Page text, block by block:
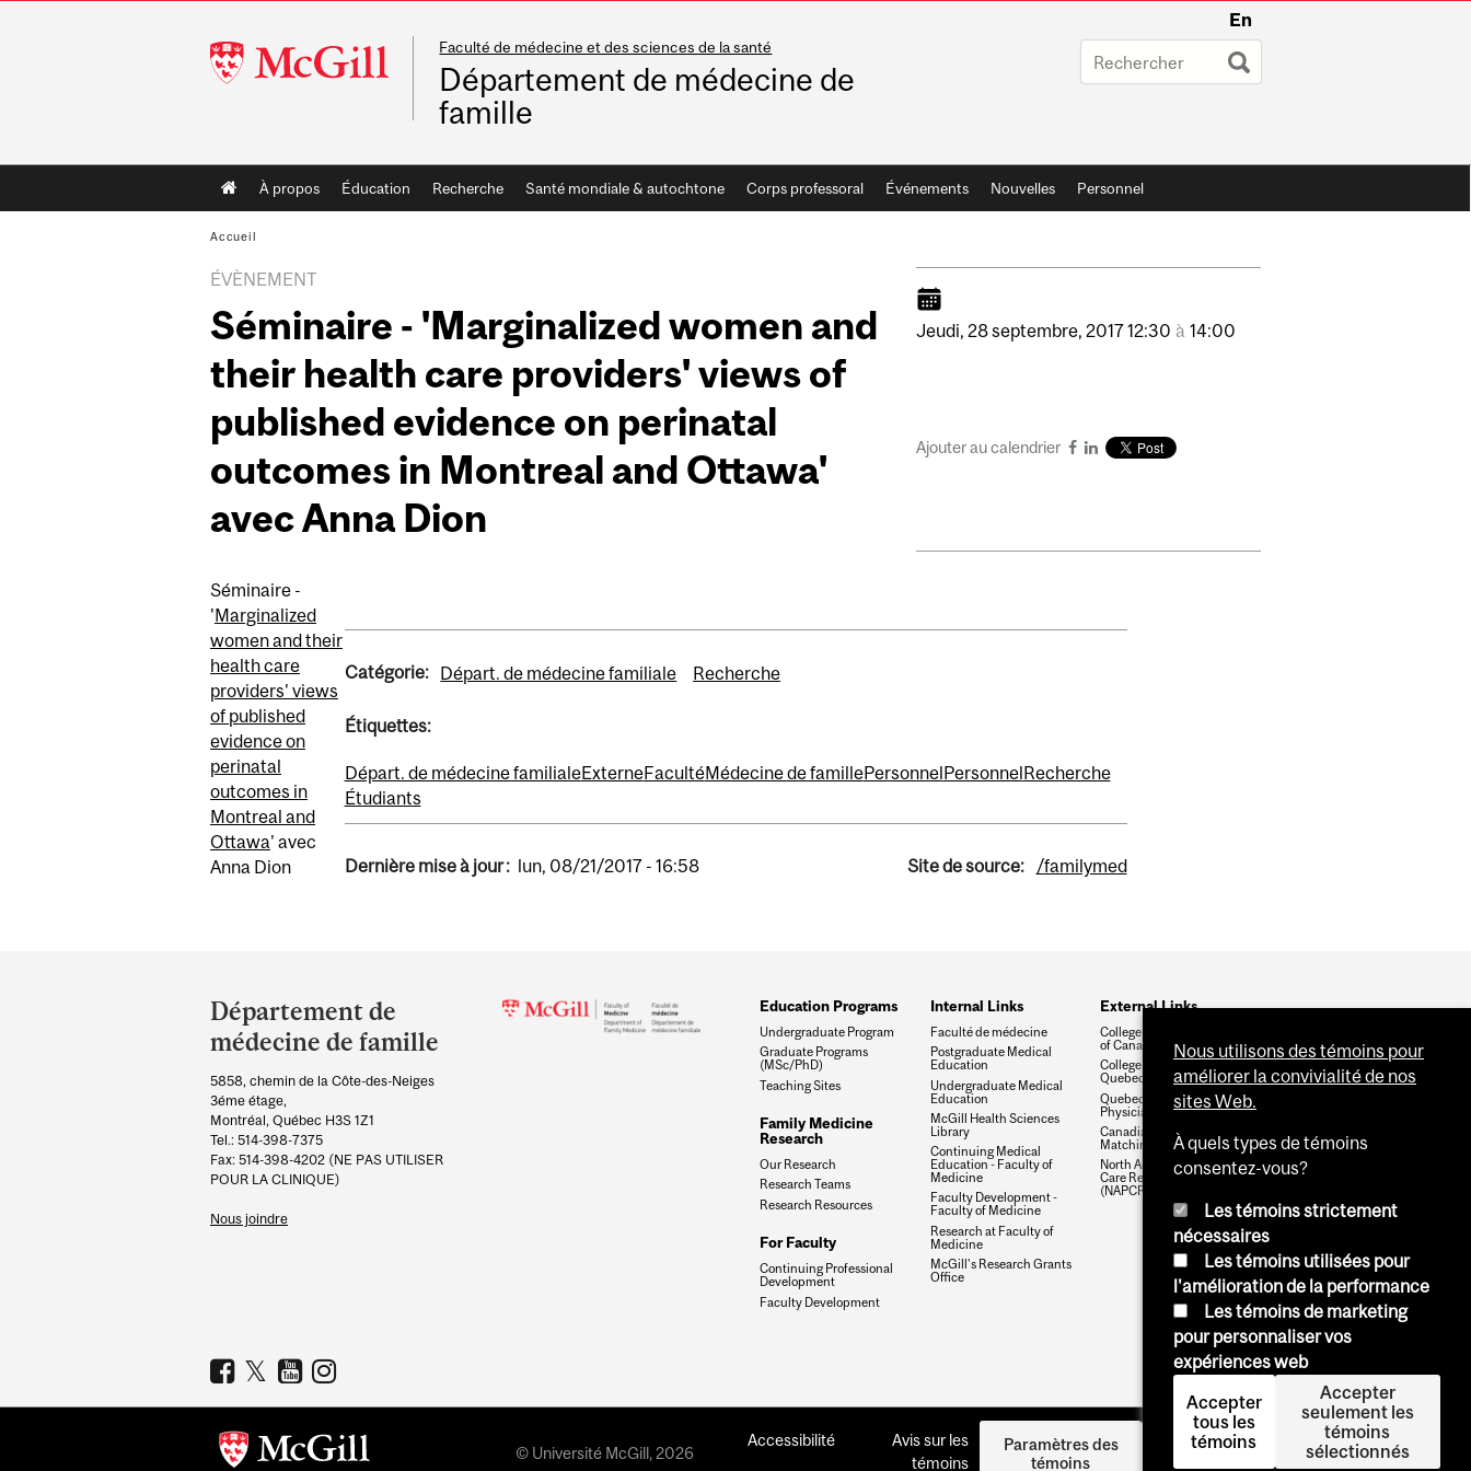
McGill
University
En
Faculté de médecine et des sciences de la santé
Département de médecine de
famille
Main
navigation
À propos Éducation Recherche Santé mondiale & autochtone Corps professoral Événements Nouvelles Personnel
Accueil
ÉVÈNEMENT
Séminaire - 'Marginalized women and
their health care providers' views of
published evidence on perinatal
outcomes in Montreal and Ottawa'
avec Anna Dion
Jeudi, 28septembre, 201712:30 à 14:00
Ajouter au calendrier
Séminaire -
'Marginalized
women and their
health care
providers' views
of published
evidence on
perinatal
outcomes in
Montreal and
Ottawa' avec
Anna Dion
Catégorie: Départ. de médecine familiale Recherche
Étiquettes:
Départ. de médecine familialeExterneFacultéMédecine de famillePersonnel Personnel Recherche
Étudiants
Dernière mise à jour : lun, 08/21/2017 - 16:58 Site de source: /familymed
and
University
Information
Département de
médecine de famille
5858, chemin de la Côte-des-Neiges
3éme étage,
Montréal, Québec H3S 1Z1
Tel.: 514-398-7375
Fax: 514-398-4202 (NE PAS UTILISER
POUR LA CLINIQUE)
Nous joindre
Education Programs
Undergraduate Program
Graduate Programs
(MSc/PhD)
Teaching Sites
Family Medicine
Research
Our Research
Research Teams
Research Resources
For Faculty
Continuing Professional
Development
Faculty Development
Internal Links
Faculté de médecine
Postgraduate Medical
Education
Undergraduate Medical
Education
McGill Health Sciences
Library
Continuing Medical
Education - Faculty of
Medicine
Faculty Development -
Faculty of Medicine
Research at Faculty of
Medicine
McGill's Research Grants
Office
External Links
College of Family Physicians
of Canada
College des Medecins du
Quebec
Quebec College of Family
Physicians
Canadian Resident
Matching Service (CaRMS)
North American Primary
Care Research Group
(NAPCRG)
© Université McGill, 2026
Accessibilité
Avis sur les
témoins
Paramètres des
témoins
Se
connecter
Nous utilisons des témoins pour
améliorer la convivialité de nos
sites Web.
À quels types de témoins
consentez-vous?
Les témoins strictement
nécessaires
Les témoins utilisées pour
l'amélioration de la performance
Les témoins de marketing
pour personnaliser vos
expériences web
Accepter
tous les
témoins
Accepter
seulement les
témoins
sélectionnés